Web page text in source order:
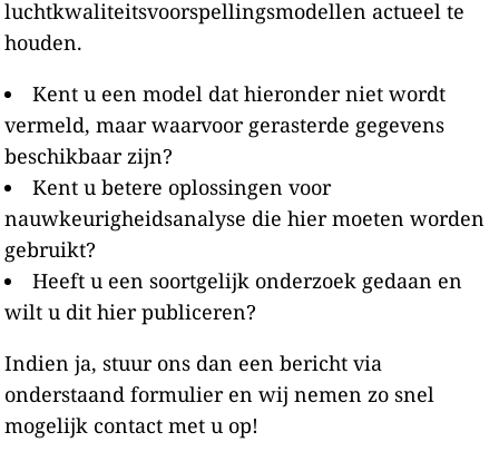
luchtkwaliteitsvoorspellingsmodellen actueel te
houden.
Kent u een model dat hieronder niet wordt
vermeld, maar waarvoor gerasterde gegevens
beschikbaar zijn?
Kent u betere oplossingen voor
nauwkeurigheidsanalyse die hier moeten worden
gebruikt?
Heeft u een soortgelijk onderzoek gedaan en
wilt u dit hier publiceren?
Indien ja, stuur ons dan een bericht via
onderstaand formulier en wij nemen zo snel
mogelijk contact met u op!